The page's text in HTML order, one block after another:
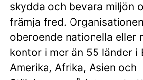
skydda och bevara miljön
främja fred.
oberoende nationella eller
kontor i mer än 55 länder i
Amerika, Afrika, Asien och